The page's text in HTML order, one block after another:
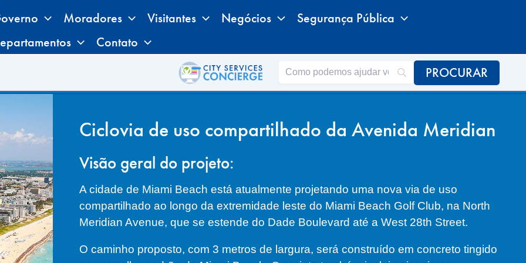
Moradores Visitantes Negócios
Segurança Pública
Contato
Ciclovia de uso compartilhado da Avenida Meridian
Visão geral do projeto:
A cidade de Miami Beach está atualmente projetando uma nova via de uso
compartilhado ao longo da extremidade leste do Miami Beach Golf Club, na North
Meridian Avenue, que se estende do Dade Boulevard até a West 28th Street.
O caminho proposto, com 3 metros de largura, será construído em concreto tingido